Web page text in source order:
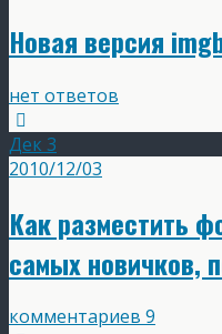
Новая версия
нет ответов
Дек 3
2010/12/03
Как разместить
самых новичков,
комментариев 9